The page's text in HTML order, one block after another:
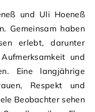
und Uli Hoeneß
Gemeinsam haben
erlebt, darunter
und
Eine langjährige
Respekt und
Beobachter sehen